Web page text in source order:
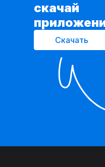
cкачай
Скачать